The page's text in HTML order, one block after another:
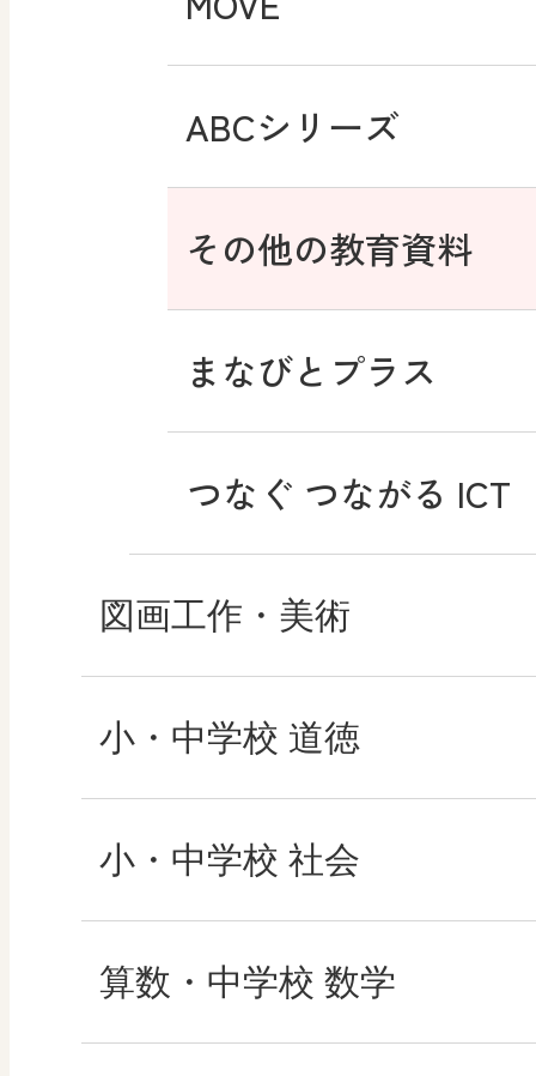
ABCシリーズ
その他の教育資料
まなびとプラス
つなぐ つながる ICT
図画工作・美術
形 forme
十人虹色 ～「違う」
図工のみかた
小・中学校 道徳
どうとくのひろば
どうする？とくだ先
―マンガで考える道
小・中学校 社会
社会科NAVI
算数・中学校 数学